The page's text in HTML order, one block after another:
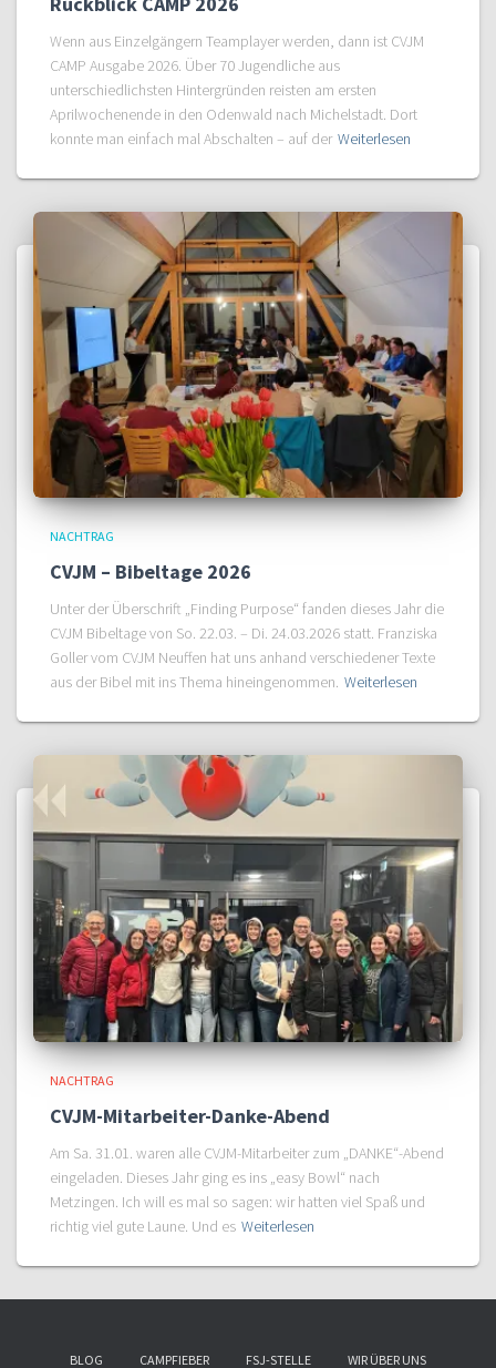
Wenn aus Einzelgängern Teamplayer werden, dann ist CVJM
CAMP Ausgabe 2026. Über 70 Jugendliche aus
unterschiedlichsten Hintergründen reisten am ersten
Aprilwochenende in den Odenwald nach Michelstadt. Dort
konnte man einfach mal Abschalten – auf der Weiterlesen
NACHTRAG
CVJM – Bibeltage 2026
Unter der Überschrift „Finding Purpose“ fanden dieses Jahr die
CVJM Bibeltage von So. 22.03. – Di. 24.03.2026 statt. Franziska
Goller vom CVJM Neuffen hat uns anhand verschiedener Texte
aus der Bibel mit ins Thema hineingenommen. Weiterlesen
NACHTRAG
CVJM-Mitarbeiter-Danke-Abend
Am Sa. 31.01. waren alle CVJM-Mitarbeiter zum „DANKE“-Abend
eingeladen. Dieses Jahr ging es ins „easy Bowl“ nach
Metzingen. Ich will es mal so sagen: wir hatten viel Spaß und
richtig viel gute Laune. Und es Weiterlesen
BLOG CAMPFIEBER FSJ-STELLE WIR ÜBER UNS